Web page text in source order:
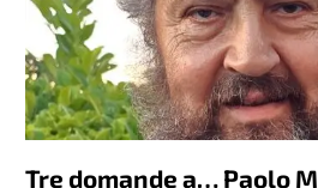
Tre domande a… Paolo